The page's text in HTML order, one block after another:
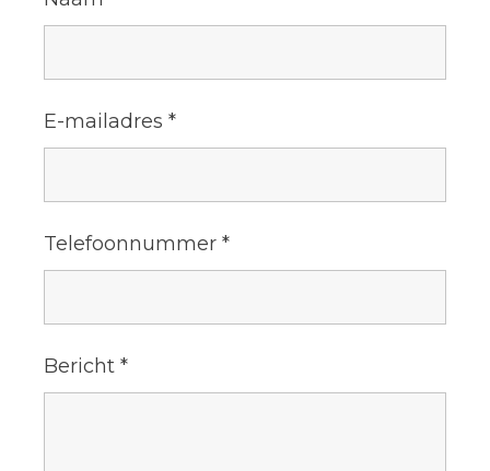
E-mailadres *
Telefoonnummer *
Bericht *